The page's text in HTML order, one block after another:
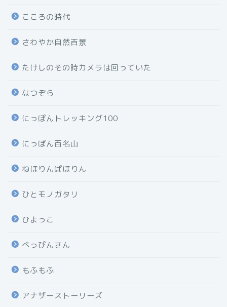
こころの時代
さわやか自然百景
たけしのその時カメラは回っていた
なつぞら
にっぽんトレッキング100
にっぽん百名山
ねほりんぱほりん
ひとモノガタリ
ひよっこ
べっぴんさん
もふもふ
アナザーストーリーズ